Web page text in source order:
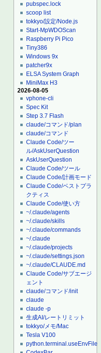
pubspec.lock
scoop list
tokkyo/設定/Node.js
Start-MpWDOScan
Raspberry Pi Pico
Tiny386
Windows 9x
patcher9x
ELSA System Graph
MiniMax H3
2026-08-05
vphone-cli
Spec Kit
Step 3.7 Flash
claude/コマンド/plan
claude/コマンド
Claude Code/ツー
ル/AskUserQuestion
AskUserQuestion
Claude Code/ツール
Claude Code/計画モード
Claude Code/ベストプラ
クティス
Claude Code/使い方
~/.claude/agents
~/.claude/skills
~/.claude/commands
~/.claude
~/.claude/projects
~/.claude/settings.json
~/.claude/CLAUDE.md
Claude Code/サブエージ
ェント
claude/コマンド/init
claude
claude -p
生成AI/レートリミット
tokkyo/メモ/Mac
Tesla V100
python.terminal.useEnvFile